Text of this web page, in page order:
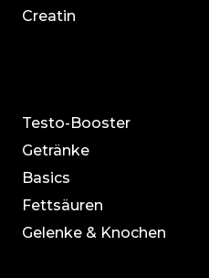
Creatin
Testo-Booster
Getränke
Basics
Fettsäuren
Gelenke & Knochen